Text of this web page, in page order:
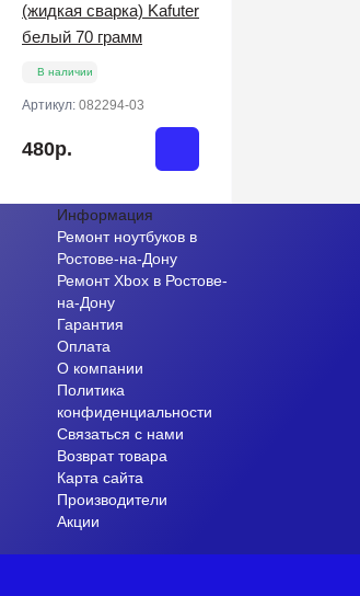
(жидкая сварка) Kafuter
белый 70 грамм
В наличии
Артикул: 082294-03
480р.
Информация
Ремонт ноутбуков в
Ростове-на-Дону
Ремонт Xbox в Ростове-
на-Дону
Гарантия
Оплата
О компании
Политика
конфиденциальности
Связаться с нами
Возврат товара
Карта сайта
Производители
Акции